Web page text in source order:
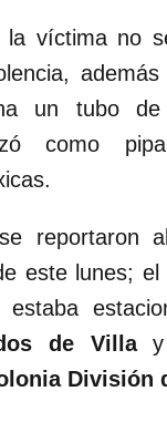
víctima no
un tubo
como
reportaron
este lunes; el
de Villa
División